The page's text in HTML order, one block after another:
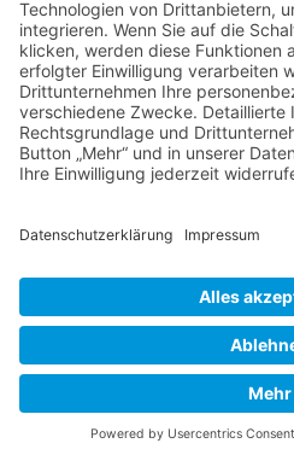
Diese E-Mail-Adresse ist vor
muss JavaScript eingeschaltet sein!
Diese E-Mail-Adresse ist vor
muss JavaScript eingeschaltet sein!
Telefon Service-Team
Tel: 0261-1349 5200
Tel: 0172-546 19 20
Datenschutzerklärung
Der Gesundheitsverband für
VDT bei Facebook